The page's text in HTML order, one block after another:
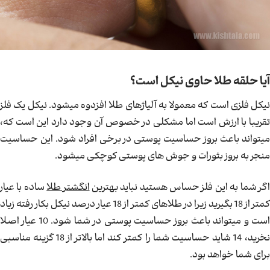
آیا حلقه طلا حاوی نیکل است؟
نیکل فلزی است که معمولا به آلیاژهای طلا افزدوه میشود. نیکل یک فلز
تقریبا با ارزش است اما مشکلی در خصوص آن وجود دارد این است که،
میتواند باعث بروز حساسیت پوستی در برخی افراد شود. این حساسیت
منجر به بروز بثورات و جوش های پوستی کوچکی میشود.
اگر شما به این فلز حساس هستید نباید بهترینانگشتر طلاساده با عیار
کمتر از 18 بگیرید زیرا در طلاهای کمتر از 18 عیار درصد نیکل بکار رفته زیاد
است و میتواند باعث بروز حساسیت پوستی در شما شود. 10 عیار اصلا
نخرید، 14 شاید حساسیت شما را کمتر کند اما بالاتر از 18 گزینه مناسبی
برای شما خواهد بود.